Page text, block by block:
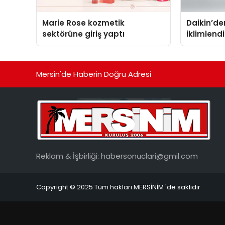
Marie Rose kozmetik
sektörüne giriş yaptı
Madoka
Mersin'de Haberin Doğru Adresi
Reklam & İşbirliği: habersonuclari@gmil.com
Copyright © 2025 Tüm hakları MERSİNİM 'de saklıdır.